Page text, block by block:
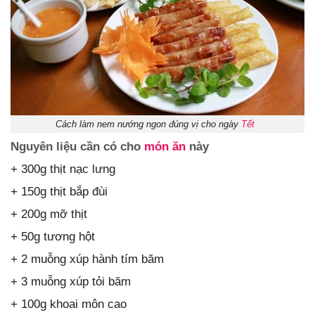
Cách làm nem nướng ngon đúng vị cho ngày Tết
Nguyên liệu cần có cho món ăn này
+ 300g thịt nạc lưng
+ 150g thịt bắp đùi
+ 200g mỡ thịt
+ 50g tương hột
+ 2 muỗng xúp hành tím băm
+ 3 muỗng xúp tỏi băm
+ 100g khoai môn cao